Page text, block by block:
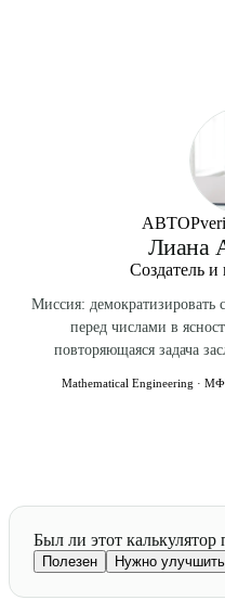
АВТОР
Лиана
Создатель и
Миссия: демократизировать
перед числами в
повторяющаяся задача
Mathematical Engineering ·
Был ли этот калькулятор
Полезен Нужно улучшить